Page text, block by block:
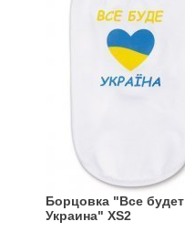
Борцовка "Все будет
Украина" XS2